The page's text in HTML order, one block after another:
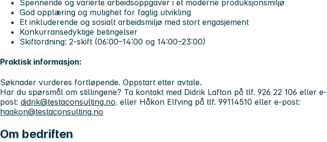
Spennende og varierte arbeidsoppgaver i et moderne produksjonsmiljø
God opplæring og mulighet for faglig utvikling
Et inkluderende og sosialt arbeidsmiljø med stort engasjement
Konkurransedyktige betingelser
Skiftordning: 2-skift (06:00–14:00 og 14:00–23:00)
Praktisk informasjon:
Søknader vurderes fortløpende. Oppstart etter avtale.
Har du spørsmål om stillingene? Ta kontakt med Didrik Lafton på tlf. 926 22 106 eller e-
post: didrik@testaconsulting.no. eller Håkon Elfving på tlf. 99114510 eller e-post:
haakon@testaconsulting.no
Om bedriften